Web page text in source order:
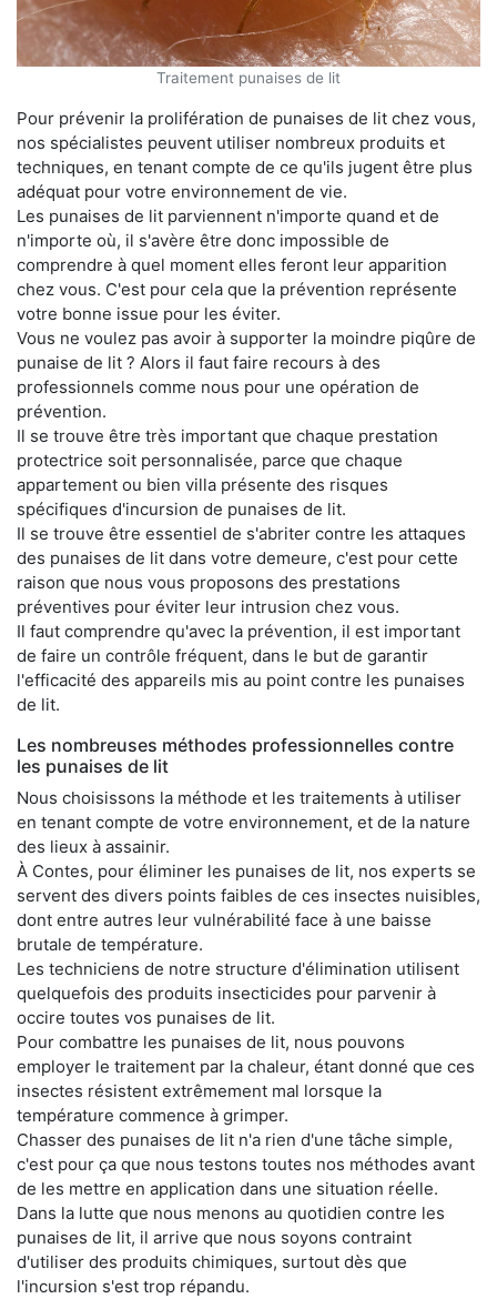
Traitement punaises de lit
Pour prévenir la prolifération de punaises de lit chez vous,
nos spécialistes peuvent utiliser nombreux produits et
techniques, en tenant compte de ce qu'ils jugent être plus
adéquat pour votre environnement de vie.
Les punaises de lit parviennent n'importe quand et de
n'importe où, il s'avère être donc impossible de
comprendre à quel moment elles feront leur apparition
chez vous. C'est pour cela que la prévention représente
votre bonne issue pour les éviter.
Vous ne voulez pas avoir à supporter la moindre piqûre de
punaise de lit ? Alors il faut faire recours à des
professionnels comme nous pour une opération de
prévention.
Il se trouve être très important que chaque prestation
protectrice soit personnalisée, parce que chaque
appartement ou bien villa présente des risques
spécifiques d'incursion de punaises de lit.
Il se trouve être essentiel de s'abriter contre les attaques
des punaises de lit dans votre demeure, c'est pour cette
raison que nous vous proposons des prestations
préventives pour éviter leur intrusion chez vous.
Il faut comprendre qu'avec la prévention, il est important
de faire un contrôle fréquent, dans le but de garantir
l'efficacité des appareils mis au point contre les punaises
de lit.
Les nombreuses méthodes professionnelles contre
les punaises de lit
Nous choisissons la méthode et les traitements à utiliser
en tenant compte de votre environnement, et de la nature
des lieux à assainir.
À Contes, pour éliminer les punaises de lit, nos experts se
servent des divers points faibles de ces insectes nuisibles,
dont entre autres leur vulnérabilité face à une baisse
brutale de température.
Les techniciens de notre structure d'élimination utilisent
quelquefois des produits insecticides pour parvenir à
occire toutes vos punaises de lit.
Pour combattre les punaises de lit, nous pouvons
employer le traitement par la chaleur, étant donné que ces
insectes résistent extrêmement mal lorsque la
température commence à grimper.
Chasser des punaises de lit n'a rien d'une tâche simple,
c'est pour ça que nous testons toutes nos méthodes avant
de les mettre en application dans une situation réelle.
Dans la lutte que nous menons au quotidien contre les
punaises de lit, il arrive que nous soyons contraint
d'utiliser des produits chimiques, surtout dès que
l'incursion s'est trop répandu.